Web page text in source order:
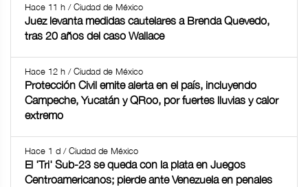
Hace 11 h / Ciudad de México
Juez levanta medidas cautelares a Brenda Quevedo,
tras 20 años del caso Wallace
Hace 12 h / Ciudad de México
Protección Civil emite alerta en el país, incluyendo
Campeche, Yucatán y QRoo, por fuertes lluvias y calor
extremo
Hace 1 d / Ciudad de México
El 'Tri' Sub-23 se queda con la plata en Juegos
Centroamericanos; pierde ante Venezuela en penales